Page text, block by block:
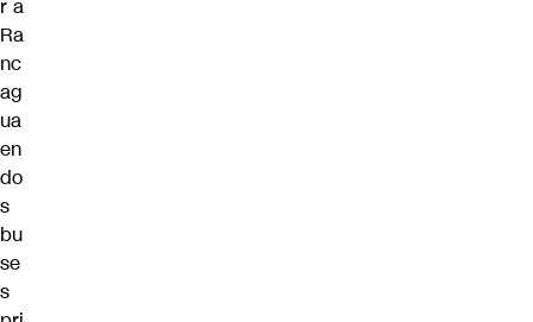
r a
Ra
nc
ag
ua
en
do
s
bu
se
s